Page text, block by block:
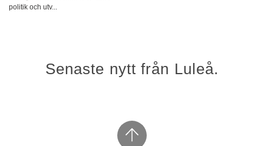
politik och utv...
Senaste nytt från Luleå.